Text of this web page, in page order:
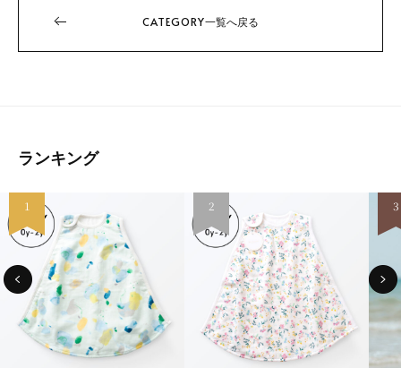
CATEGORY一覧へ戻る
ランキング
1 2 3